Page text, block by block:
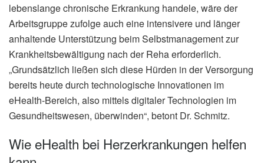
lebenslange chronische Erkrankung handele, wäre der
Arbeitsgruppe zufolge auch eine intensivere und länger
anhaltende Unterstützung beim Selbstmanagement zur
Krankheitsbewältigung nach der Reha erforderlich.
„Grundsätzlich ließen sich diese Hürden in der Versorgung
bereits heute durch technologische Innovationen im
eHealth-Bereich, also mittels digitaler Technologien im
Gesundheitswesen, überwinden“, betont Dr. Schmitz.
Wie eHealth bei Herzerkrankungen helfen